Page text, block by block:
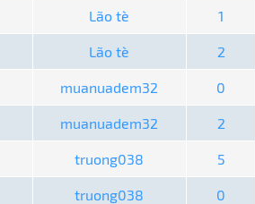
Lão tè 1
Lão tè 2
muanuadem32 0
muanuadem32 2
truong038 5
truong038 0